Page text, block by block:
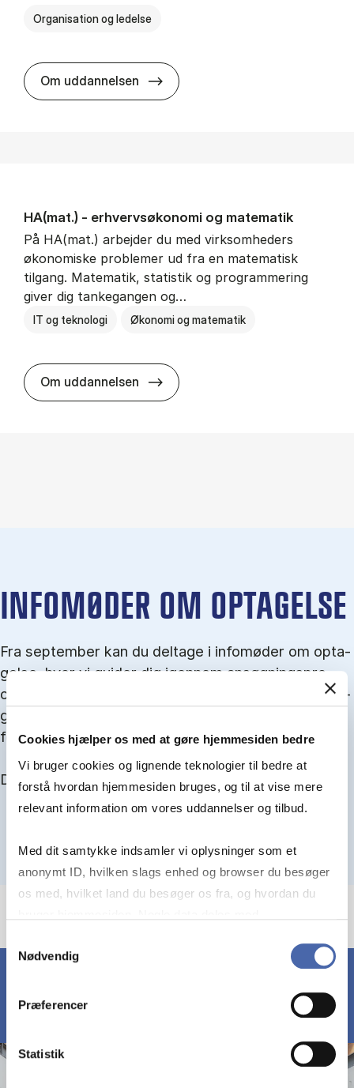
Cookies hjælper os med at gøre hjemmesiden bedre
Vi bruger cookies og lignende teknologier til bedre at
forstå hvordan hjemmesiden bruges, og til at vise mere
relevant information om vores uddannelser og tilbud.
Med dit samtykke indsamler vi oplysninger som et
anonymt ID, hvilken slags enhed og browser du besøger
os med, hvilket land du besøger os fra, og hvordan du
markedsføring. Du bestemmer selv - og kan altid trække
Nødvendig
Præferencer
Statistik
Organisation og ledelse
Om uddannelsen HA(it.) - erhvervs­økonomi og
HA(mat.) - erhvervs­økonomi og ma­te­ma­tik
På HA(mat.) arbejder du med virksomheders
økonomiske problemer ud fra en matematisk
tilgang. Matematik, statistik og programmering
giver dig tankegangen og…
IT og teknologi Økonomi og matematik
Om uddannelsen HA(mat.) - erhvervs­økonomi og
IN­FO­MØ­DER OM OP­TA­GEL­SE
Fra september kan du del­tage i in­fo­mø­der om op­ta­
gel­se, hvor vi gu­i­der dig igen­nem an­søg­nings­pro­
ces­sen, og for­tæl­ler om kvo­te 1 og 2, sprog- og ad­
gangs­krav, og hvordan du forbedrer dine chancer
for at blive optaget.
Du kan finde alle events her i slutningen af august.